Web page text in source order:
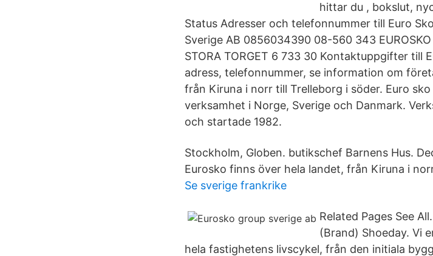
hittar du , bokslut,
Status Adresser och telefonnummer till Euro
Sverige AB 0856034390 08-560 343
STORA TORGET 6 733 30 Kontaktuppgifter till
adress, telefonnummer, se information om
från Kiruna i norr till Trelleborg i söder. Euro
verksamhet i Norge, Sverige och Danmark.
och startade 1982.
Stockholm, Globen. butikschef Barnens Hus.
Eurosko finns över hela landet, från Kiruna i
Se sverige frankrike
Related Pages See
(Brand) Shoeday. Vi
hela fastighetens livscykel, från den initiala